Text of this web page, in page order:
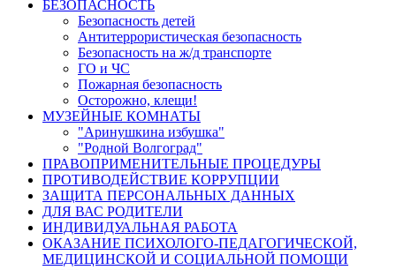
БЕЗОПАСНОСТЬ
Безопасность детей
Антитеррористическая безопасность
Безопасность на ж/д транспорте
ГО и ЧС
Пожарная безопасность
Осторожно, клещи!
МУЗЕЙНЫЕ КОМНАТЫ
"Аринушкина избушка"
"Родной Волгоград"
ПРАВОПРИМЕНИТЕЛЬНЫЕ ПРОЦЕДУРЫ
ПРОТИВОДЕЙСТВИЕ КОРРУПЦИИ
ЗАЩИТА ПЕРСОНАЛЬНЫХ ДАННЫХ
ДЛЯ ВАС РОДИТЕЛИ
ИНДИВИДУАЛЬНАЯ РАБОТА
ОКАЗАНИЕ ПСИХОЛОГО-ПЕДАГОГИЧЕСКОЙ,
МЕДИЦИНСКОЙ И СОЦИАЛЬНОЙ ПОМОЩИ